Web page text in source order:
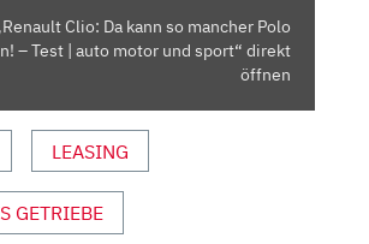
Clio: Da kann so mancher Polo
– Test | auto motor und sport“ direkt
öffnen
LEASING
GETRIEBE